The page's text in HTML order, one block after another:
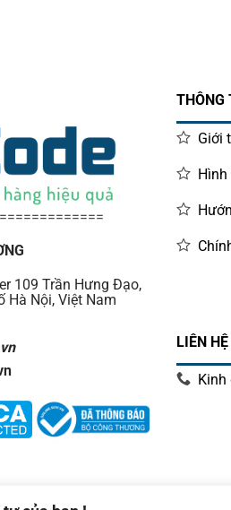
109 Trần Hưng Đạo,
Hà Nội, Việt Nam
THÔNG
Giới
LIÊN